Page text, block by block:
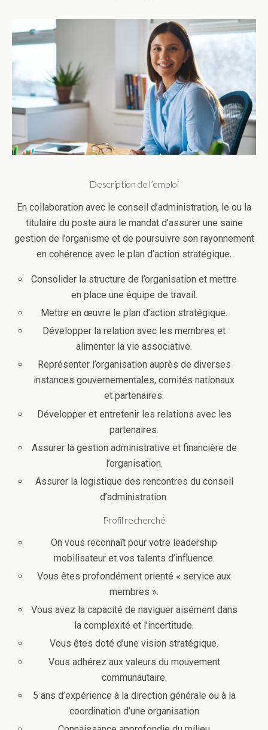
Description de l’emploi
En collaboration avec le conseil d’administration, le ou la
titulaire du poste aura le mandat d’assurer une saine
gestion de l’organisme et de poursuivre son rayonnement
en cohérence avec le plan d’action stratégique.
Consolider la structure de l’organisation et mettre
en place une équipe de travail.
Mettre en œuvre le plan d’action stratégique.
Développer la relation avec les membres et
alimenter la vie associative.
Représenter l’organisation auprès de diverses
instances gouvernementales, comités nationaux
et partenaires.
Développer et entretenir les relations avec les
partenaires.
Assurer la gestion administrative et financière de
l’organisation.
Assurer la logistique des rencontres du conseil
d’administration.
Profil recherché
On vous reconnaît pour votre leadership
mobilisateur et vos talents d’influence.
Vous êtes profondément orienté « service aux
membres ».
Vous avez la capacité de naviguer aisément dans
la complexité et l’incertitude.
Vous êtes doté d’une vision stratégique.
Vous adhérez aux valeurs du mouvement
communautaire.
5 ans d’expérience à la direction générale ou à la
coordination d’une organisation